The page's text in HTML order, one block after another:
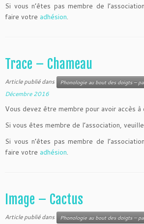
Si vous n’êtes pas membre de
faire votre adhésion.
Trace – Chameau
Article publié dans Phonologie au bout des doigts –
Décembre 2016
Vous devez être membre pour avoir accès à
Si vous êtes membre de l’association,
Si vous n’êtes pas membre de
faire votre adhésion.
Image – Cactus
Article publié dans Phonologie au bout des doigts –